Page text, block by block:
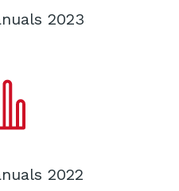
2023
2022